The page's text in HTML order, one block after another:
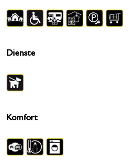
Dienste
Komfort